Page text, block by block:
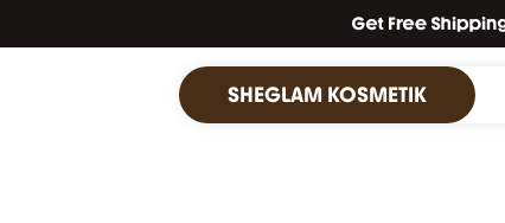
SHEGLAM KOSMETIK